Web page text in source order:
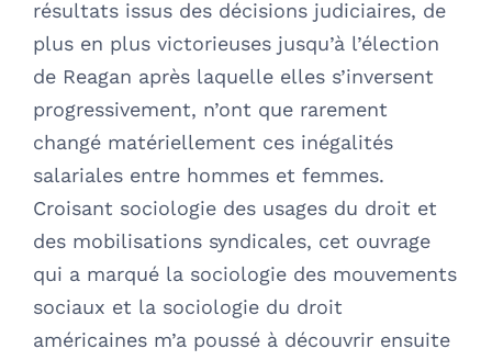
résultats issus des décisions judiciaires, de
plus en plus victorieuses jusqu’à l’élection
de Reagan après laquelle elles s’inversent
progressivement, n’ont que rarement
changé matériellement ces inégalités
salariales entre hommes et femmes.
Croisant sociologie des usages du droit et
des mobilisations syndicales, cet ouvrage
qui a marqué la sociologie des mouvements
sociaux et la sociologie du droit
américaines m’a poussé à découvrir ensuite